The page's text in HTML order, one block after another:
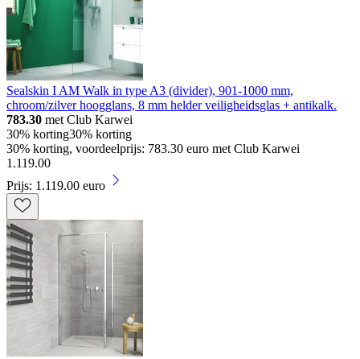
Sealskin I AM Walk in type A3 (divider), 901-1000 mm,
chroom/zilver hoogglans, 8 mm helder veiligheidsglas + antikalk.
783.30 met Club Karwei
30% korting30% korting
30% korting, voordeelprijs: 783.30 euro met Club Karwei
1 .119.00
Prijs: 1.119.00 euro